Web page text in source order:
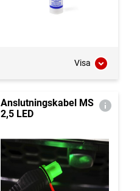
Visa
Anslutningskabel MS
2,5 LED